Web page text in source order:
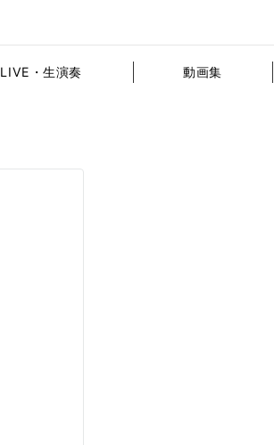
LIVE・生演奏 動画集